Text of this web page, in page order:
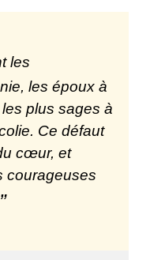
les
les époux à
plus sages à
Ce défaut
cœur, et
courageuses